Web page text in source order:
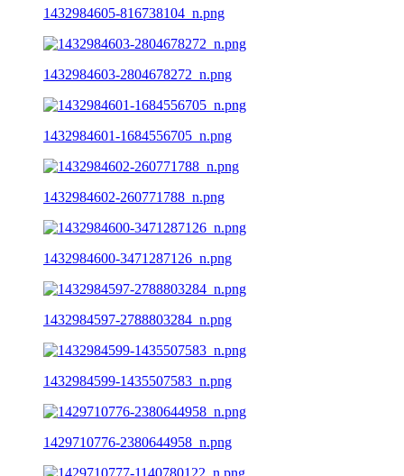
1432984605-816738104_n.png
1432984603-2804678272_n.png
1432984601-1684556705_n.png
1432984602-260771788_n.png
1432984600-3471287126_n.png
1432984597-2788803284_n.png
1432984599-1435507583_n.png
1429710776-2380644958_n.png